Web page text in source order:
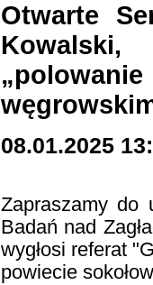
Otwarte
08.01.2025
Zapraszamy do
Badań nad
wygłosi referat
powiecie